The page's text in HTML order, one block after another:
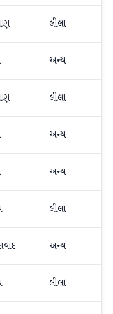
લીલા
અન્ય
લીલા
અન્ય
અન્ય
લીલા
અન્ય
લીલા